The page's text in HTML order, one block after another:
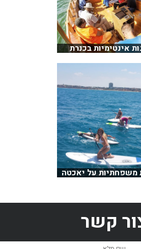
אינטימיות בכנרת
משפחתיות על יאכטה
קשר